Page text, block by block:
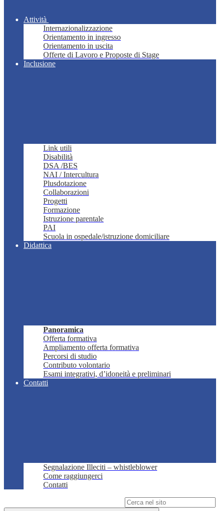
Attività
Internazionalizzazione
Orientamento in ingresso
Orientamento in uscita
Offerte di Lavoro e Proposte di Stage
Inclusione
Link utili
Disabilità
DSA /BES
NAI / Intercultura
Plusdotazione
Collaborazioni
Progetti
Formazione
Istruzione parentale
PAI
Scuola in ospedale/istruzione domiciliare
Didattica
Panoramica
Offerta formativa
Ampliamento offerta formativa
Percorsi di studio
Contributo volontario
Esami integrativi, d’idoneità e preliminari
Contatti
Segnalazione Illeciti – whistleblower
Come raggiungerci
Contatti